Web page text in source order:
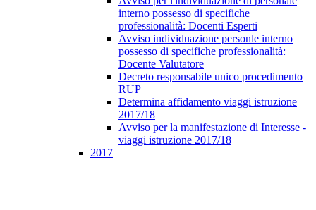
interno possesso di specifiche
professionalità: Docenti Esperti
Avviso individuazione personle interno
possesso di specifiche professionalità:
Docente Valutatore
Decreto responsabile unico procedimento
RUP
Determina affidamento viaggi istruzione
2017/18
Avviso per la manifestazione di Interesse -
viaggi istruzione 2017/18
2017